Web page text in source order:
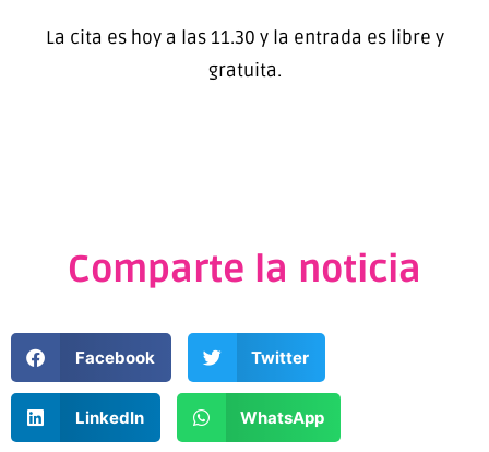
La cita es hoy a las 11.30 y la entrada es libre y
gratuita.
Comparte la noticia
Facebook Twitter
LinkedIn WhatsApp